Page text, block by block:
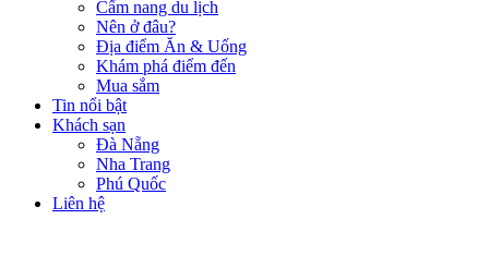
Cẩm nang du lịch
Nên ở đâu?
Địa điểm Ăn & Uống
Khám phá điểm đến
Mua sắm
Tin nổi bật
Khách sạn
Đà Nẵng
Nha Trang
Phú Quốc
Liên hệ